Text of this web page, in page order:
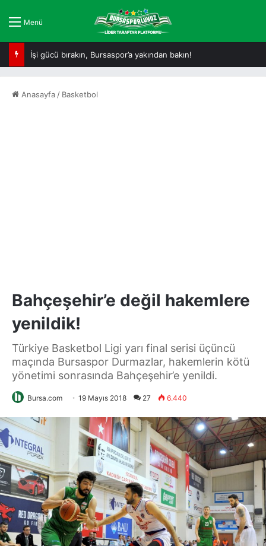
Menü
İşi gücü bırakın, Bursaspor’a yakından bakın!
Anasayfa / Basketbol
Bahçeşehir’e değil hakemlere
yenildik!
Türkiye Basketbol Ligi yarı final serisi üçüncü
maçında Bursaspor Durmazlar, hakemlerin kötü
yönetimi sonrasında Bahçeşehir’e yenildi.
Bursa.com 19 Mayıs 2018 27 6.440